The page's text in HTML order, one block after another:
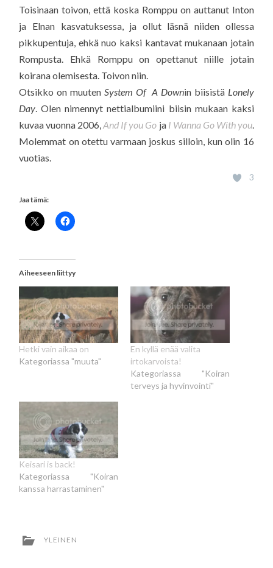
Toisinaan toivon, että koska Romppu on auttanut Inton
ja Elnan kasvatuksessa, ja ollut läsnä niiden ollessa
pikkupentuja, ehkä nuo kaksi kantavat mukanaan jotain
Rompusta. Ehkä Romppu on opettanut niille jotain
koirana olemisesta. Toivon niin.
Otsikko on muuten System Of A Downin biisistä Lonely
Day. Olen nimennyt nettialbumiini biisin mukaan kaksi
kuvaa vuonna 2006,And If you Go ja I Wanna Go With you.
Molemmat on otettu varmaan joskus silloin, kun olin 16
vuotias.
3
Jaa tämä:
Aiheeseen liittyy
Hetki vain aikaa on
Kategoriassa "muuta"
En kyllä enää valita
irtokarvoista!
Kategoriassa "Koiran
terveys ja hyvinvointi"
Keisari is back!
Kategoriassa "Koiran
kanssa harrastaminen"
YLEINEN